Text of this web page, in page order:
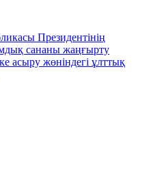
Президентінің
сананы жаңғырту
асыру жөніндегі ұлттық